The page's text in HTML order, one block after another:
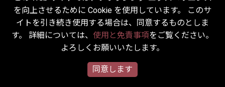
を向上させるために Cookie を使用しています。 このサ
イトを引き続き使用する場合は、同意するものとしま
す。 詳細については、 使用と免責事項をご覧ください。
よろしくお願いいたします。
同意します